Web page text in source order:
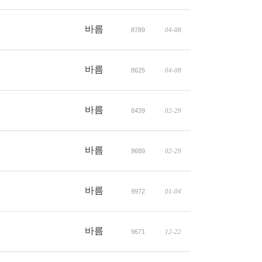
바름 8789 04-08
바름 8625 04-08
바름 8439 02-29
바름 9689 02-29
바름 9972 01-04
바름 9671 12-22